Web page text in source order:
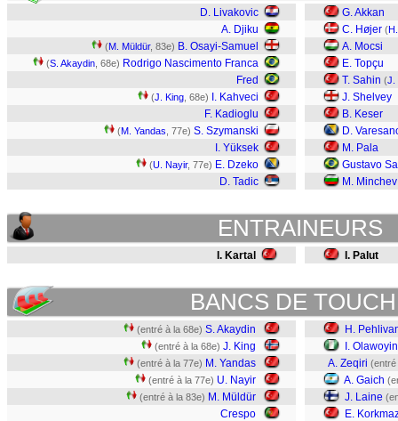
D. Livakovic
A. Djiku
(M. Müldür, 83e) B. Osayi-Samuel
(S. Akaydin , 68e) Rodrigo Nascimento Franca
Fred
(J. King , 68e)
I. Kahveci
F. Kadioglu
(M. Yandas , 77e) S. Szymanski
I. Yüksek
(U. Nayir, 77e) E. Dzeko
D. Tadic
G. Akkan
C. Højer (
A. Mocsi
E. Topçu
T. Sahin (J.
J. Shelvey
B. Keser
D.
M. Pala
Gustavo
M. Minchev
ENTRAINEURS
I. Kartal I. Palut
BANCS DE
(entré à la 68e) S. Akaydin
(entré à la 68e) J. King
(entré à la 77e) M. Yandas
(entré à la 77e) U. Nayir
(entré à la 83e) M. Müldür
Crespo
H.
I. Olawoyin
A. Zeqiri (entré
A. Gaich
J. Laine
E.